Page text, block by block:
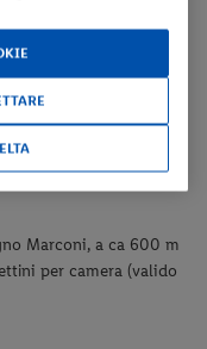
anni) sono dotate di
condizionata, telefono,
cassaforte e
Marconi, a ca 600 m
per camera (valido